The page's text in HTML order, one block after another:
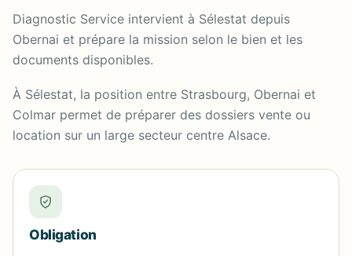
Diagnostic Service intervient à Sélestat depuis
Obernai et prépare la mission selon le bien et les
documents disponibles.
À Sélestat, la position entre Strasbourg, Obernai et
Colmar permet de préparer des dossiers vente ou
location sur un large secteur centre Alsace.
Obligation